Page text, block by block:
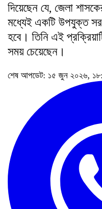
দিয়েছেন যে, জেলা
মধ্যেই একটি উপযুক্ত
হবে। তিনি এই
সময় চেয়েছেন।
শেষ আপডেট: ১৫ জুন ২০২৬,